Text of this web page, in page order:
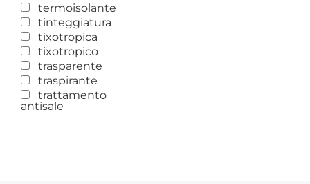
termoisolante
tinteggiatura
tixotropica
tixotropico
trasparente
traspirante
trattamento
antisale